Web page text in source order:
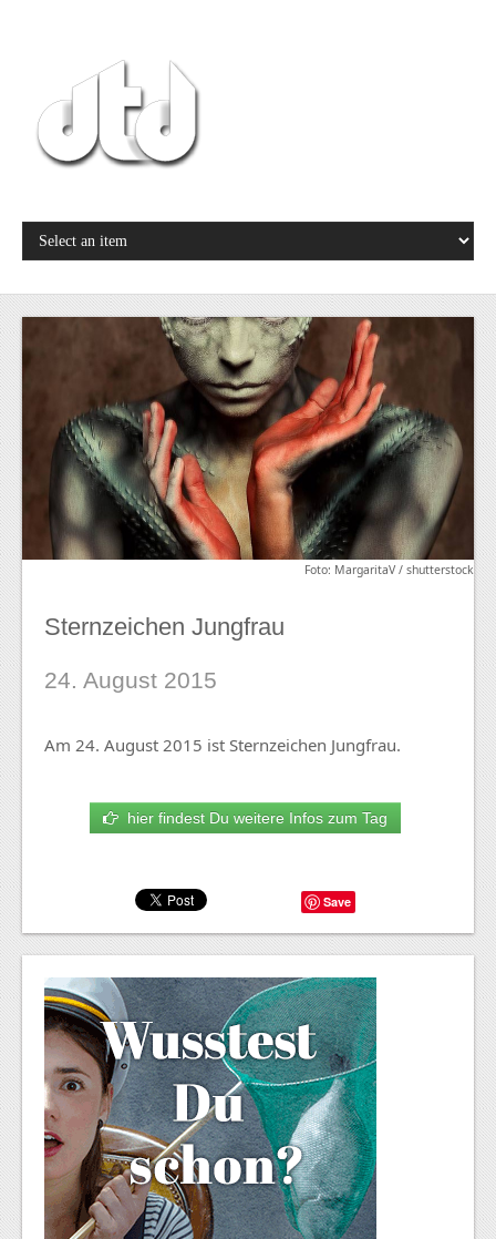
Foto: MargaritaV / shutterstock
Sternzeichen Jungfrau
24. August 2015
Am 24. August 2015 ist Sternzeichen Jungfrau.
hier findest Du weitere Infos zum Tag
Save